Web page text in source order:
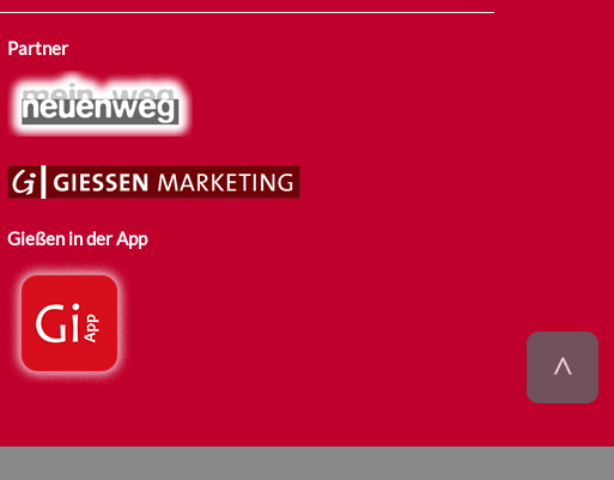
Partner
Gießen in der App